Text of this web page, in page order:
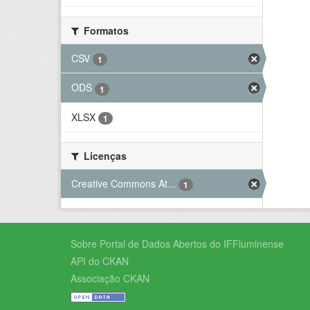
Formatos
CSV
1
ODS 1
XLSX 1
Licenças
Creative Commons At...
1
Sobre Portal de Dados Abertos do IFFluminense
API do CKAN
Associação CKAN